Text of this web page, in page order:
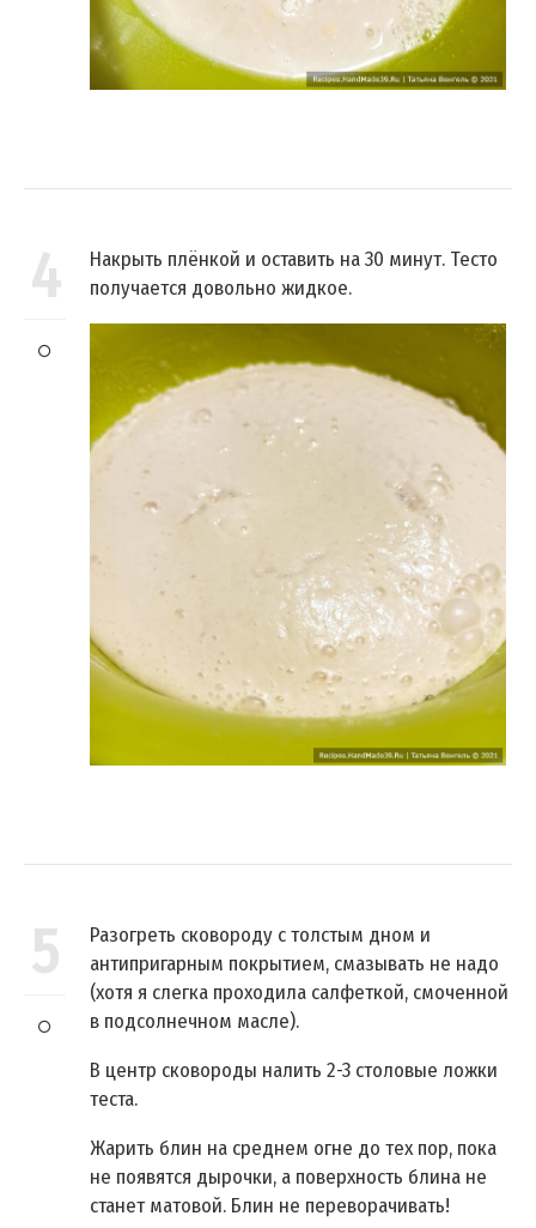
4
Накрыть плёнкой и оставить на 30 минут. Тесто
получается довольно жидкое.
5
Разогреть сковороду с толстым дном и
антипригарным покрытием, смазывать не надо
(хотя я слегка проходила салфеткой, смоченной
в подсолнечном масле).
В центр сковороды налить 2-3 столовые ложки
теста.
Жарить блин на среднем огне до тех пор, пока
не появятся дырочки, а поверхность блина не
станет матовой. Блин не переворачивать!